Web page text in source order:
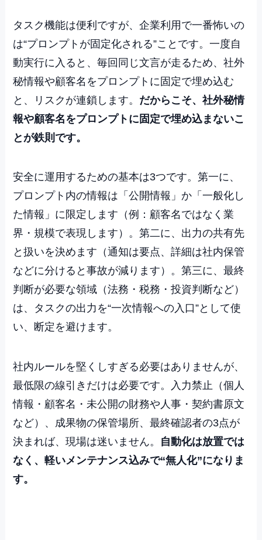
タスク機能は便利ですが、企業利用で一番怖いの
は“プロンプトが固定化される”ことです。一度自
動実行に入ると、毎回同じ文言が走るため、社外
秘情報や顧客名をプロンプトに固定で埋め込む
と、リスクが連鎖します。 だからこそ、社外秘情
報や顧客名をプロンプトに固定で埋め込まないこ
とが鉄則です。
安全に運用するための基本は3つです。第一に、
プロンプト内の情報は「公開情報」か「一般化し
た情報」に限定します（例：顧客名ではなく業
界・規模で表現します）。第二に、出力の共有先
と扱いを決めます（通知は要点、詳細は社内保管
などに分けると事故が減ります）。第三に、最終
判断が必要な領域（法務・税務・投資判断など）
は、タスクの出力を“一次情報への入口”として使
い、断定を避けます。
社内ルールを堅くしすぎる必要はありませんが、
最低限の線引きだけは必要です。入力禁止（個人
情報・顧客名・未公開の財務や人事・契約書原文
など）、成果物の保管場所、最終確認者の3点が
決まれば、現場は迷いません。 自動化は放置では
なく、軽いメンテナンス込みで“無人化”になりま
す。